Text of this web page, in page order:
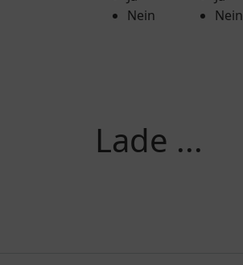
Nein
Nein
Lade ...